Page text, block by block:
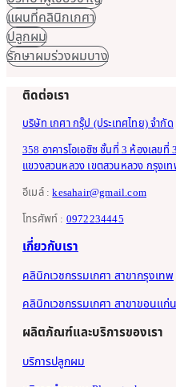
แผนที่คลินิกเกศา
ปลูกผม
รักษาผมร่วงผมบาง
ติดต่อเรา
บริษัท เกศา กรุ๊ป (ประเทศไทย) จำกัด
358 อาคารโอเอซิซ ชั้นที่ 3 ห้องเล
แขวงสวนหลวง เขตสวนหลวง กรุงเ
อีเมล์ :kesahair@gmail.com
โทรศัพท์ :0972234445
เกี่ยวกับเรา
คลินิกเวชกรรมเกศา สาขากรุงเทพ
คลินิกเวชกรรมเกศา สาขาขอนแก่น
ผลิตภัณฑ์และบริการของเรา
บริการปลูกผม